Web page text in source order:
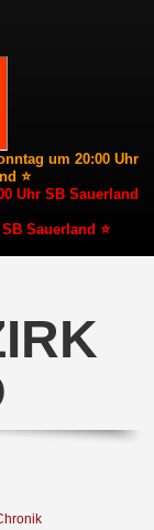
um 20:00 Uhr
⭐
Uhr SB Sauerland
Sauerland ⭐